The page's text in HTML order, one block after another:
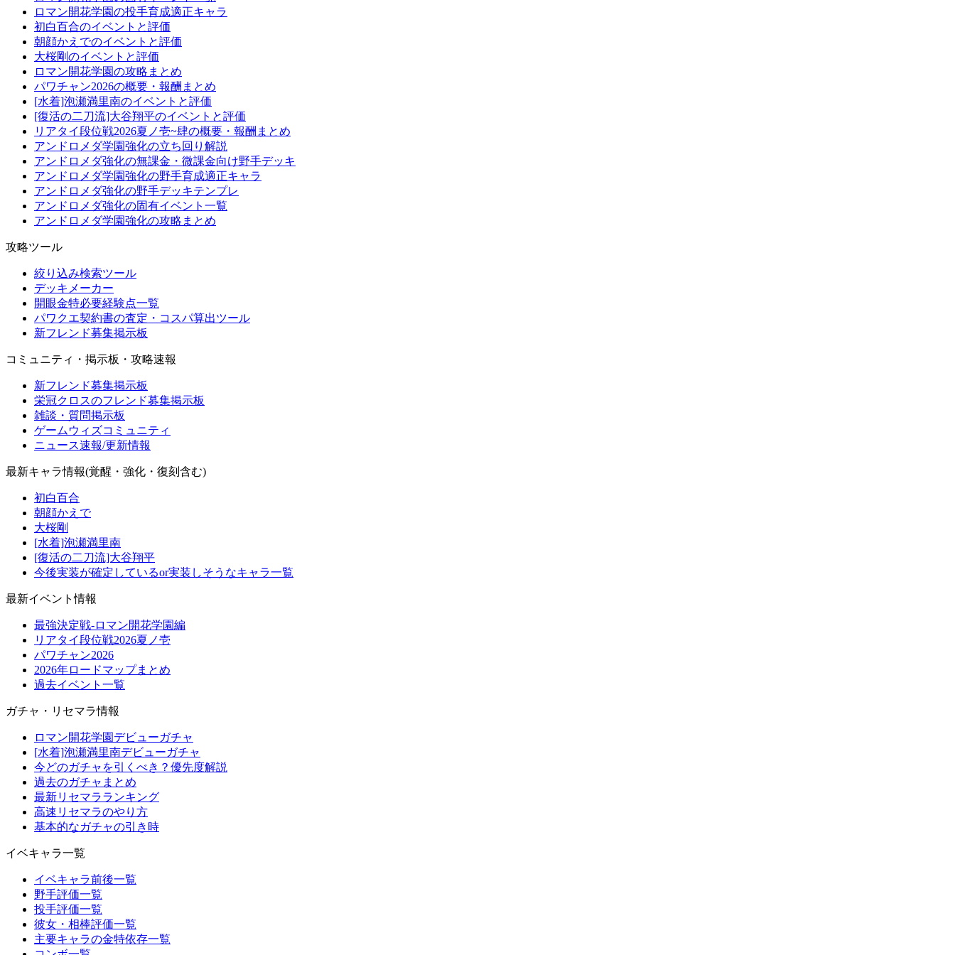
ロマン開花学園の投手育成適正キャラ
初白百合のイベントと評価
朝顔かえでのイベントと評価
大桜剛のイベントと評価
ロマン開花学園の攻略まとめ
パワチャン2026の概要・報酬まとめ
[水着]泡瀬満里南のイベントと評価
[復活の二刀流]大谷翔平のイベントと評価
リアタイ段位戦2026夏ノ壱~肆の概要・報酬まとめ
アンドロメダ学園強化の立ち回り解説
アンドロメダ強化の無課金・微課金向け野手デッキ
アンドロメダ学園強化の野手育成適正キャラ
アンドロメダ強化の野手デッキテンプレ
アンドロメダ強化の固有イベント一覧
アンドロメダ学園強化の攻略まとめ
攻略ツール
絞り込み検索ツール
デッキメーカー
開眼金特必要経験点一覧
パワクエ契約書の査定・コスパ算出ツール
新フレンド募集掲示板
コミュニティ・掲示板・攻略速報
新フレンド募集掲示板
栄冠クロスのフレンド募集掲示板
雑談・質問掲示板
ゲームウィズコミュニティ
ニュース速報/更新情報
最新キャラ情報(覚醒・強化・復刻含む)
初白百合
朝顔かえで
大桜剛
[水着]泡瀬満里南
[復活の二刀流]大谷翔平
今後実装が確定しているor実装しそうなキャラ一覧
最新イベント情報
最強決定戦-ロマン開花学園編
リアタイ段位戦2026夏ノ壱
パワチャン2026
2026年ロードマップまとめ
過去イベント一覧
ガチャ・リセマラ情報
ロマン開花学園デビューガチャ
[水着]泡瀬満里南デビューガチャ
今どのガチャを引くべき？優先度解説
過去のガチャまとめ
最新リセマラランキング
高速リセマラのやり方
基本的なガチャの引き時
イベキャラ一覧
イベキャラ前後一覧
野手評価一覧
投手評価一覧
彼女・相棒評価一覧
主要キャラの金特依存一覧